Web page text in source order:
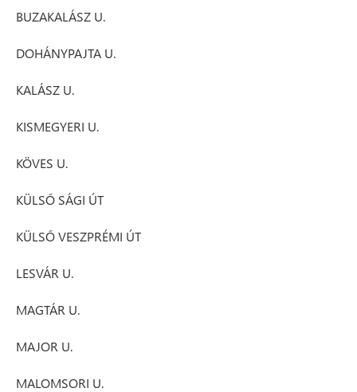
BUZAKALÁSZ U.
DOHÁNYPAJTA U.
KALÁSZ U.
KISMEGYERI U.
KÖVES U.
KÜLSŐ SÁGI ÚT
KÜLSŐ VESZPRÉMI ÚT
LESVÁR U.
MAGTÁR U.
MAJOR U.
MALOMSORI U.